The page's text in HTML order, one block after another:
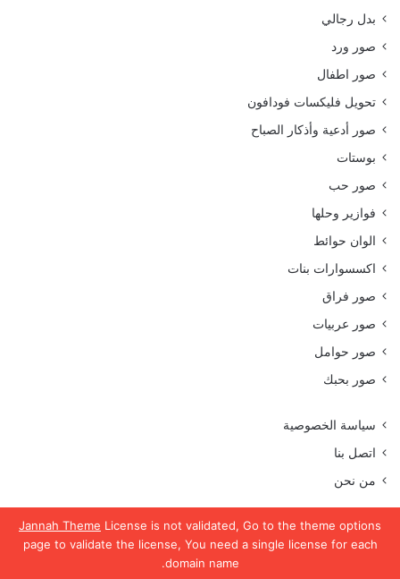
Jannah Theme License is not validated, Go to the theme options
page to validate the license, You need a single license for each
domain name.
بدل رجالي
صور ورد
صور اطفال
تحويل فليكسات فودافون
صور أدعية وأذكار الصباح
بوستات
صور حب
فوازير وحلها
الوان حوائط
اكسسوارات بنات
صور فراق
صور عربيات
صور حوامل
صور بحبك
سياسة الخصوصية
اتصل بنا
من نحن
جميع الحقوق محفوظة موقع رمسة عرب 2023